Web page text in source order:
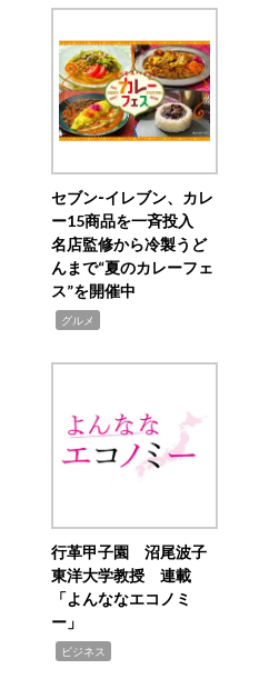
セブン‐イレブン、カレ
ー15商品を一斉投入
名店監修から冷製うど
んまで“夏のカレーフェ
ス”を開催中
グルメ
行革甲子園 沼尾波子
東洋大学教授 連載
「よんななエコノミ
ー」
ビジネス